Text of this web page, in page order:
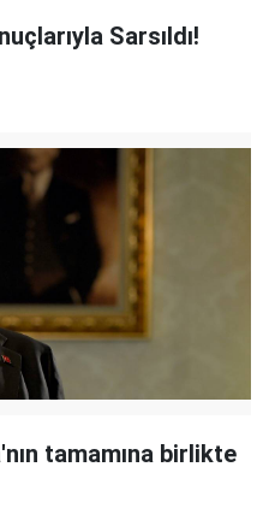
Sarsıldı!
tamamına birlikte